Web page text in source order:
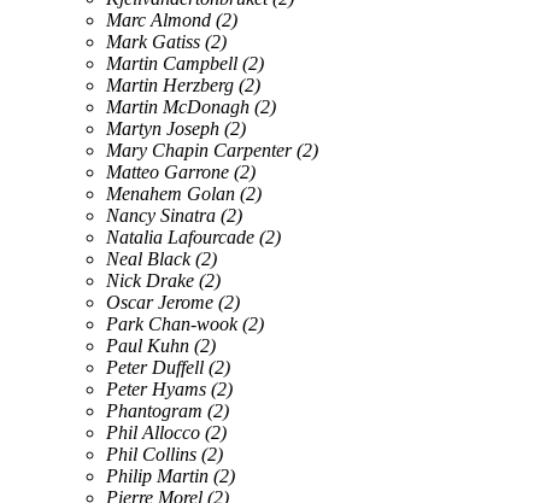
Marc Almond (2)
Mark Gatiss (2)
Martin Campbell (2)
Martin Herzberg (2)
Martin McDonagh (2)
Martyn Joseph (2)
Mary Chapin Carpenter (2)
Matteo Garrone (2)
Menahem Golan (2)
Nancy Sinatra (2)
Natalia Lafourcade (2)
Neal Black (2)
Nick Drake (2)
Oscar Jerome (2)
Park Chan-wook (2)
Paul Kuhn (2)
Peter Duffell (2)
Peter Hyams (2)
Phantogram (2)
Phil Allocco (2)
Phil Collins (2)
Philip Martin (2)
Pierre Morel (2)